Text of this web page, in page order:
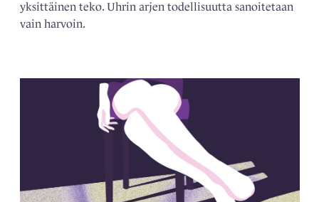
yksittäinen teko. Uhrin arjen todellisuutta sanoitetaan
vain harvoin.